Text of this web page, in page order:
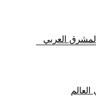
العربي